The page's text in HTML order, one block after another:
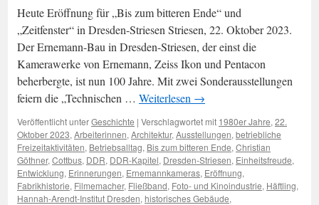
Heute Eröffnung für „Bis zum bitteren Ende“ und
„Zeitfenster“ in Dresden-Striesen Striesen, 22. Oktober 2023.
Der Ernemann-Bau in Dresden-Striesen, der einst die
Kamerawerke von Ernemann, Zeiss Ikon und Pentacon
beherbergte, ist nun 100 Jahre. Mit zwei Sonderausstellungen
feiern die „Technischen … Weiterlesen →
Veröffentlicht unterGeschichte | Verschlagwortet mit 1980er Jahre, 22.
Oktober 2023, Arbeiterinnen, Architektur, Ausstellungen, betriebliche
Freizeitaktivitäten, Betriebsalltag, Bis zum bitteren Ende, Christian
Göthner, Cottbus, DDR, DDR-Kapitel, Dresden-Striesen, Einheitsfreude,
Entwicklung, Erinnerungen, Ernemannkameras, Eröffnung,
Fabrikhistorie, Filmemacher, Fließband, Foto- und Kinoindustrie, Häftling,
Hannah-Arendt-Institut Dresden, historisches Gebäude,